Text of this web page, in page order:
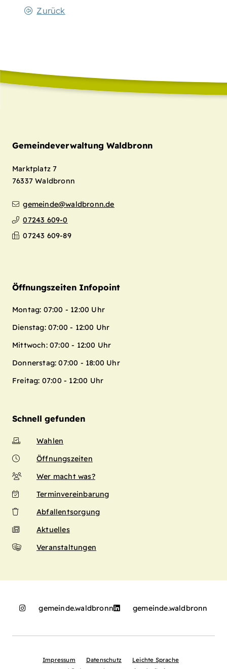
Zurück
Gemeindeverwaltung Waldbronn
Marktplatz 7
76337 Waldbronn
gemeinde@waldbronn.de
07243 609-0
07243 609-89
Öffnungszeiten Infopoint
Montag: 07:00 - 12:00 Uhr
Dienstag: 07:00 - 12:00 Uhr
Mittwoch: 07:00 - 12:00 Uhr
Donnerstag: 07:00 - 18:00 Uhr
Freitag: 07:00 - 12:00 Uhr
Schnell gefunden
Wahlen
Öffnungszeiten
Wer macht was?
Terminvereinbarung
Abfallentsorgung
Aktuelles
Veranstaltungen
gemeinde.waldbronn gemeinde.waldbronn
Impressum Datenschutz
Leichte Sprache